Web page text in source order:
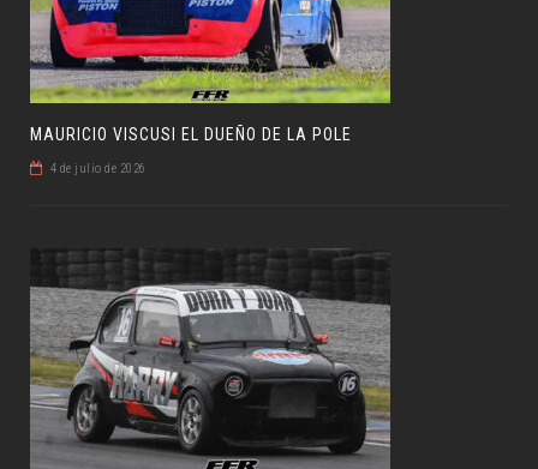
MAURICIO VISCUSI EL DUEÑO DE LA POLE
4 de julio de 2026